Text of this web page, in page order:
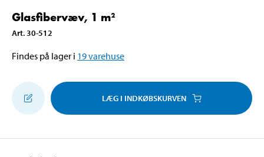
Glasfibervæv, 1 m²
Art. 30-512
Findes på lager i 19varehuse
LÆG I INDKØBSKURVEN